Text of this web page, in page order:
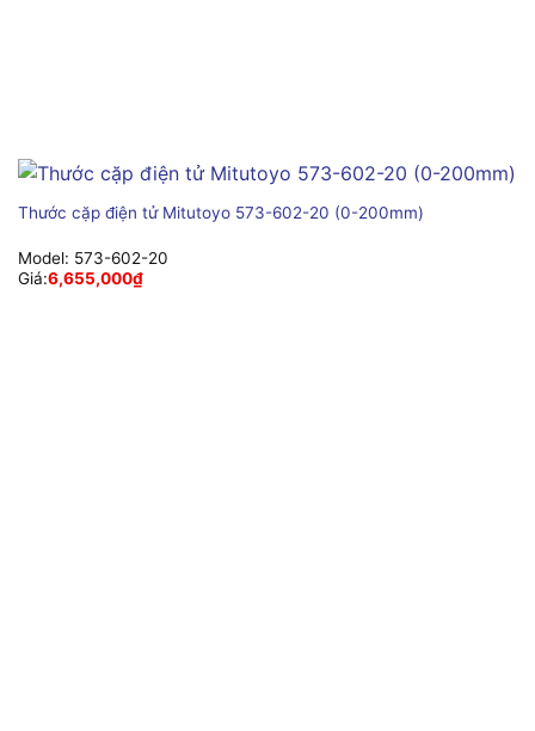
Thước cặp điện tử Mitutoyo 573-602-20 (0-200mm)
Model: 573-602-20
Giá:6,655,000₫